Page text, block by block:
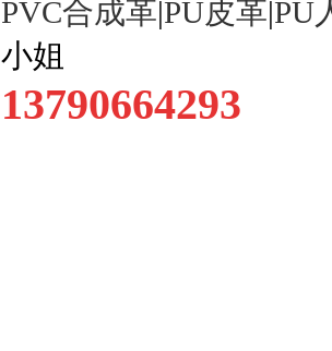
PVC合成革|PU皮革|PU
姐
13790664293